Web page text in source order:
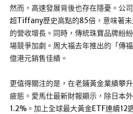
然而，高速發展背後也存在隱憂。公
超Tiffany歷史高點的85倍，意味著
的營收增長。同時，傳統珠寶品牌紛
場競爭加劇。周大福去年推出的「傳
億港元銷售佳績。
更值得關注的是，在老鋪黃金業績攀
疲態。愛馬仕最新財報顯示，除日本
1.2%。加上全球最大黃金ETF連續12